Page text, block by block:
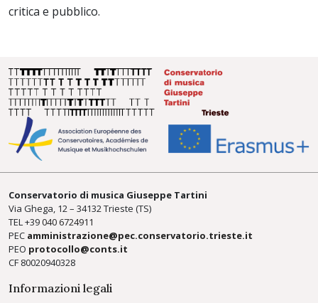
critica e pubblico.
Conservatorio di musica Giuseppe Tartini
Via Ghega, 12 – 34132 Trieste (TS)
TEL +39040 6724911
PEC amministrazione@pec.conservatorio.trieste.it
PEO protocollo@conts.it
CF 80020940328
Informazioni legali